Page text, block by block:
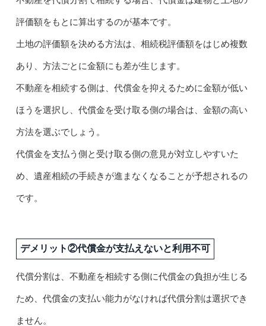
評価額をもとに算出するのが基本です。
土地の評価額を決める方法は、相続税評価額をはじめ複数
あり、方法ごとに金額にも差が生じます。
不動産を相続する側は、代償金を抑えるために金額が低い
ほうを選択し、代償金を受け取る側の場合は、金額の高い
方法を選ぶでしょう。
代償金を支払う側と受け取る側の意見が対立しやすいた
め、遺産相続の手続きが進まなくなることが予想されるの
です。
デメリット②代償金が支払えないと利用不可
代償分割は、不動産を相続する側に代償金の負担が生じる
ため、代償金の支払い能力がなければ代償分割は選択でき
ません。